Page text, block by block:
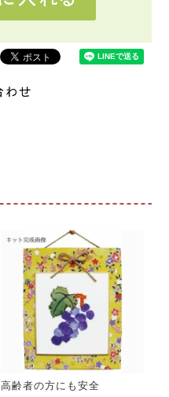
高齢者の方にも安全